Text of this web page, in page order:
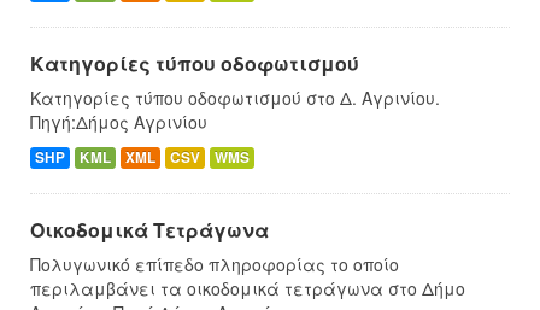
Κατηγορίες τύπου οδοφωτισμού
Κατηγορίες τύπου οδοφωτισμού στο Δ. Αγρινίου.
Πηγή:Δήμος Αγρινίου
SHP KML XML CSV WMS
Οικοδομικά Τετράγωνα
Πολυγωνικό επίπεδο πληροφορίας το οποίο
περιλαμβάνει τα οικοδομικά τετράγωνα στο Δήμο